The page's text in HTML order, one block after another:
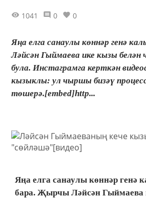
1041 0 0
Яңа елга санаулы көннәр генә
Ләйсән Гыймаева ике кызы белән
була. Инстаграмга керткән
кызыклы: ул чыршы бизәү
төшерә.[embed]http...
Яңа елга санаулы көннәр генә
бара. Җырчы Ләйсән Гыймаева